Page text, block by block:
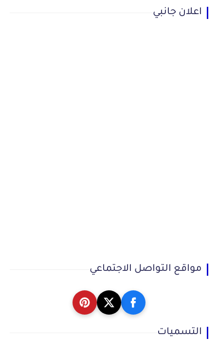
اعلان جانبي
مواقع التواصل الاجتماعي
التسميات